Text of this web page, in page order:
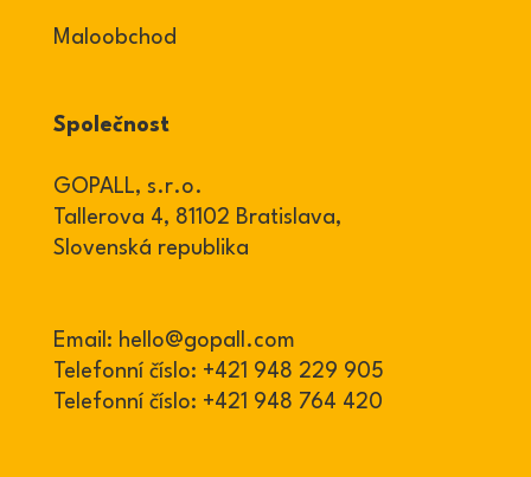
Maloobchod
Společnost
GOPALL, s.r.o.
Tallerova 4, 81102 Bratislava,
Slovenská republika
Email: hello@gopall.com
Telefonní číslo: +421 948 229 905
Telefonní číslo: +421 948 764 420